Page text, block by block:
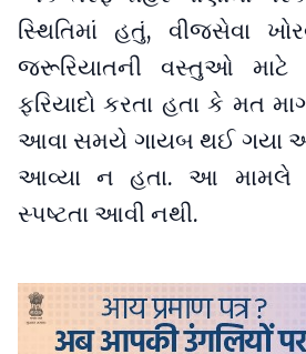
સ્થિતિમાં હતું, વીજસેવા
જરૂરિયાતની વસ્તુઓ માટે
ફરિયાદો કરતા હતા કે મત
આવા સમયે ગાયબ થઈ ગયા
આવ્યા ન હતા. આ મામલે
સ્પષ્ટતા આવી નથી.